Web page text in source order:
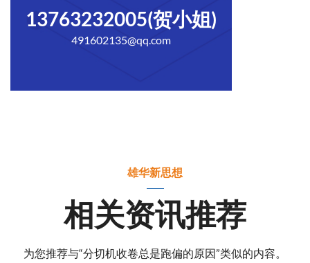
13763232005(贺小姐)
491602135@qq.com
雄华新思想
相关资讯推荐
为您推荐与“分切机收卷总是跑偏的原因”类似的内容。